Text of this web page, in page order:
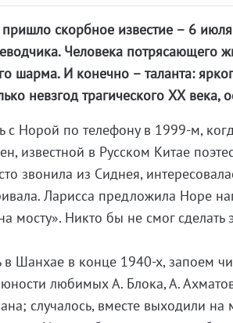
скорбное известие – 6
Человека потрясающего
шарма. И конечно – таланта:
невзгод трагического ХХ века,
с Норой по телефону в 1999-м,
известной в Русском Китае
звонила из Сиднея,
Ларисса предложила Норе
мосту». Никто бы не смог сделать
в Шанхае в конце 1940-х, запоем
любимых А. Блока, А.
случалось, вместе выходили